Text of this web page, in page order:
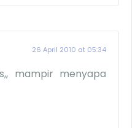
26 April 2010 at 05:34
mampir menyapa